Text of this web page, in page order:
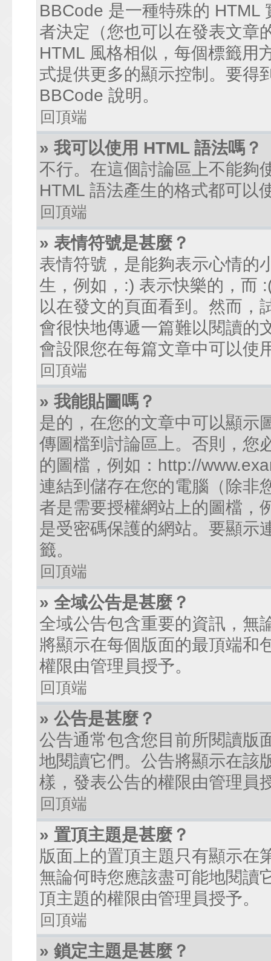
BBCode 是一種特殊的 HTML
者決定（您也可以在發表文章
HTML 風格相似，每個標籤用
式提供更多的顯示控制。要得
BBCode 說明。
回頂端
» 我可以使用 HTML 語法嗎？
不行。在這個討論區上不能夠
HTML 語法產生的格式都可以
回頂端
» 表情符號是甚麼？
表情符號，是能夠表示心情的
生，例如，:) 表示快樂的，而
以在發文的頁面看到。然而，
會很快地傳遞一篇難以閱讀的
會設限您在每篇文章中可以使
回頂端
» 我能貼圖嗎？
是的，在您的文章中可以顯示
傳圖檔到討論區上。否則，您
的圖檔，例如：http://
連結到儲存在您的電腦（除非
者是需要授權網站上的圖檔，
是受密碼保護的網站。要顯示
籤。
回頂端
» 全域公告是甚麼？
全域公告包含重要的資訊，無
將顯示在每個版面的最頂端和
權限由管理員授予。
回頂端
» 公告是甚麼？
公告通常包含您目前所閱讀版
地閱讀它們。公告將顯示在該
樣，發表公告的權限由管理員
回頂端
» 置頂主題是甚麼？
版面上的置頂主題只有顯示在
無論何時您應該盡可能地閱讀
頂主題的權限由管理員授予。
回頂端
» 鎖定主題是甚麼？